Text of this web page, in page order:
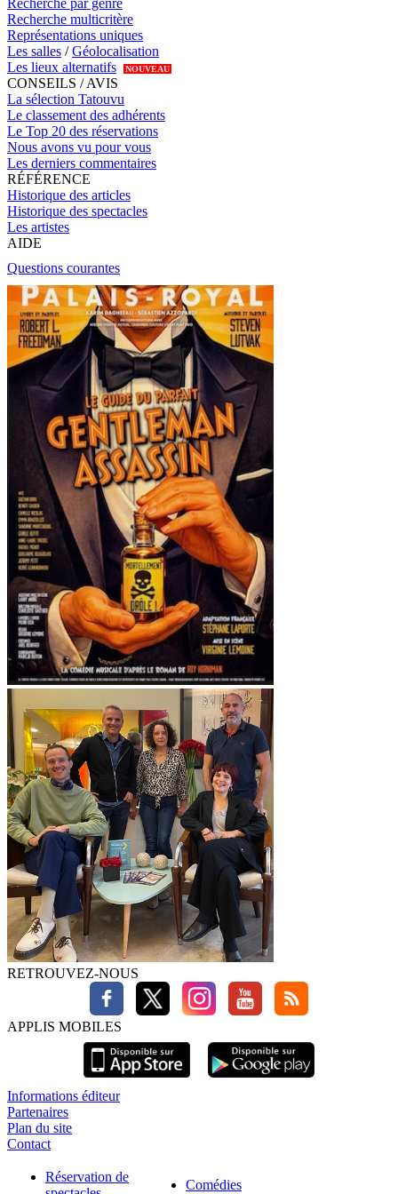
Recherche par genre
Recherche multicritère
Représentations uniques
Les salles /Géolocalisation
Les lieux alternatifs
NOUVEAU
CONSEILS / AVIS
La sélection Tatouvu
Le classement des adhérents
Le Top 20 des réservations
Nous avons vu pour vous
Les derniers commentaires
RÉFÉRENCE
Historique des articles
Historique des spectacles
Les artistes
AIDE
Questions courantes
RETROUVEZ-NOUS
APPLIS MOBILES
Informations éditeur
Partenaires
Plan du site
Contact
Réservation de
Comédies